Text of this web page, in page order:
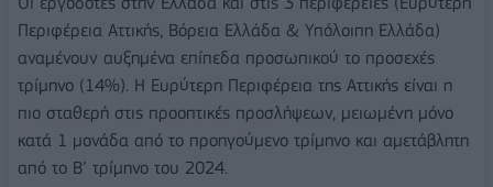
Περιφέρεια Αττικής, Βόρεια Ελλάδα & Υπόλοιπη Ελλάδα)
αναμένουν αυξημένα επίπεδα προσωπικού το προσεχές
τρίμηνο (14%). Η Ευρύτερη Περιφέρεια της Αττικής είναι η
πιο σταθερή στις προοπτικές προσλήψεων, μειωμένη μόνο
κατά 1 μονάδα από το προηγούμενο τρίμηνο και αμετάβλητη
από το Β’ τρίμηνο του 2024.